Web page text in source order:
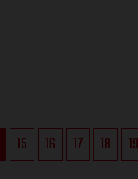
15 16 17 18 19